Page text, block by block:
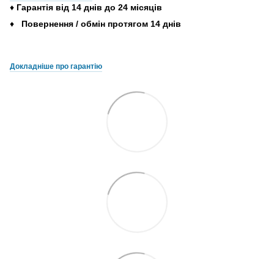
♦ Гарантія від 14 днів до 24 місяців
♦ Повернення / обмін протягом 14 днів
Докладніше про гарантію